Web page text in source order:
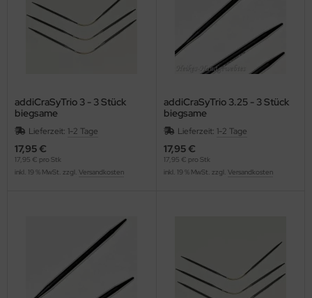
addiCraSyTrio 3 - 3 Stück
biegsame
Strumpfstricknadeln
Lieferzeit: 1-2 Tage
17,95 €
17,95 € pro Stk
inkl. 19 % MwSt. zzgl. Versandkosten
addiCraSyTrio 3.25 - 3 Stück
biegsame
Strumpfstricknadeln
Lieferzeit: 1-2 Tage
17,95 €
17,95 € pro Stk
inkl. 19 % MwSt. zzgl. Versandkosten